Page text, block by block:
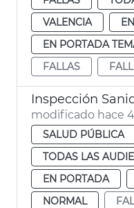
VALENCIA
EN PORTADA
FALLAS
modificado hace
SALUD PÚBLICA
TODAS LAS
EN PORTADA
NORMAL